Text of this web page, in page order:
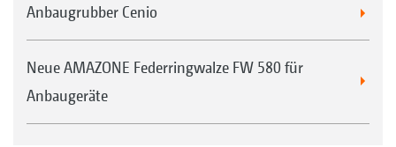
Anbaugrubber Cenio
Neue AMAZONE Federringwalze FW 580 für
Anbaugeräte